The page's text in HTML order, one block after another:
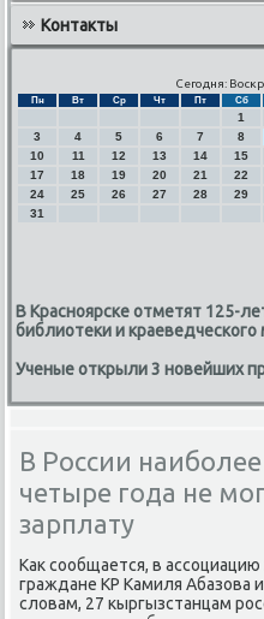
Контакты
Сегодня:
Пн Вт Ср Чт Пт Сб
1
3
4 5 6 7 8
10
11 12 13 14 15
17
18 19 20 21 22
24
25 26 27 28 29
31
В Красноярске отметят 125-
библиотеки и краеведческого
Ученые открыли 3 новейших
В России
четыре года не
зарплату
Как сοобщается, в
граждане КР Камиля Абазова
словам, 27 кыргызстанцам